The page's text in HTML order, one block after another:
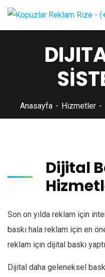
Anasayfa Hizmetler
Dijital
Son on yılda reklam için
baskı hala reklam için en
reklam için dijital baskı
Dijital daha geleneksel